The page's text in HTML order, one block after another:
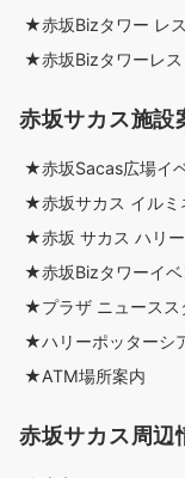
★赤坂Bizタワー レ
★赤坂Bizタワーレス
赤坂サカス施設
★赤坂Sacas広場イ
★赤坂サカス イルミ
★赤坂 サカス ハリ
★赤坂Bizタワーイベ
★プラザ ニュースス
★ハリーポッターシ
★ATM場所案内
赤坂サカス周辺